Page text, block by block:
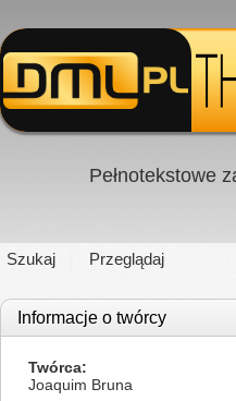
Pełnotekstowe
Szukaj Przeglądaj
Informacje o twórcy
Twórca
Joaquim Bruna